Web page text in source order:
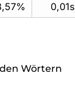
0,01s
Wörtern